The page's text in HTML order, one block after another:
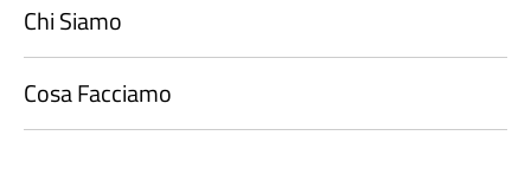
Chi Siamo
Cosa Facciamo